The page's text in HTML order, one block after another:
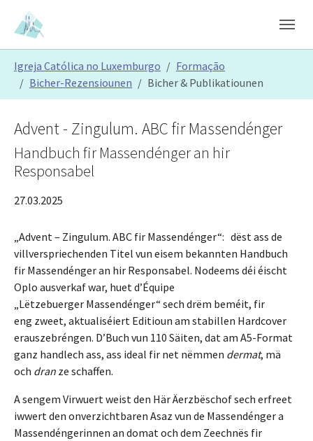
Skip to main content
Skip to page footer
Igreja Católica no Luxemburgo
Formação
Bicher-Rezensiounen
Bicher & Publikatiounen
Advent - Zingulum. ABC fir Massendénger
Handbuch fir Massendénger an hir
Responsabel
27.03.2025
„Advent – Zingulum. ABC fir Massendénger“: dëst ass de
villverspriechenden Titel vun eisem bekannten Handbuch
fir Massendénger an hir Responsabel. Nodeems déi éischt
Oplo ausverkaf war, huet d’Équipe
„Lëtzebuerger Massendénger“ sech drëm beméit, fir
eng zweet, aktualiséiert Editioun am stabillen Hardcover
erauszebréngen. D’Buch vun 110 Säiten, dat am A5-Format
ganz handlech ass, ass ideal fir net nëmmen dermat, mä
och dran ze schaffen.
A sengem Virwuert weist den Här Äerzbëschof sech erfreet
iwwert den onverzichtbaren Asaz vun de Massendénger a
Massendéngerinnen an domat och dem Zeechnës fir